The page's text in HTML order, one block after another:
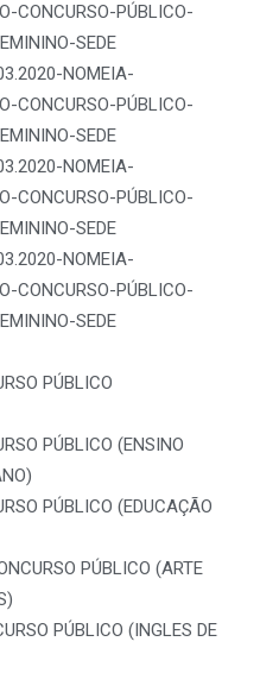
CONCURSO-PÚBLICO-
SEDE
NOMEIA-
CONCURSO-PÚBLICO-
SEDE
NOMEIA-
CONCURSO-PÚBLICO-
SEDE
NOMEIA-
CONCURSO-PÚBLICO-
SEDE
PÚBLICO
PÚBLICO (ENSINO
PÚBLICO (EDUCAÇÃO
PÚBLICO (ARTE
PÚBLICO (INGLES DE